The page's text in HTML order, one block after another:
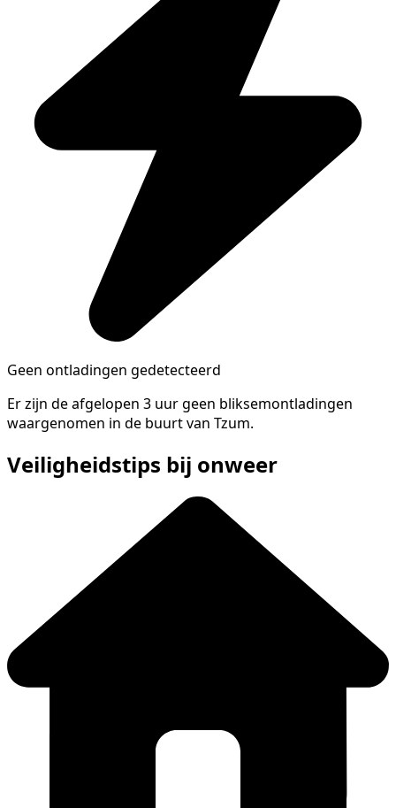
Geen ontladingen gedetecteerd
Er zijn de afgelopen 3 uur geen bliksemontladingen
waargenomen in de buurt van Tzum.
Veiligheidstips bij onweer